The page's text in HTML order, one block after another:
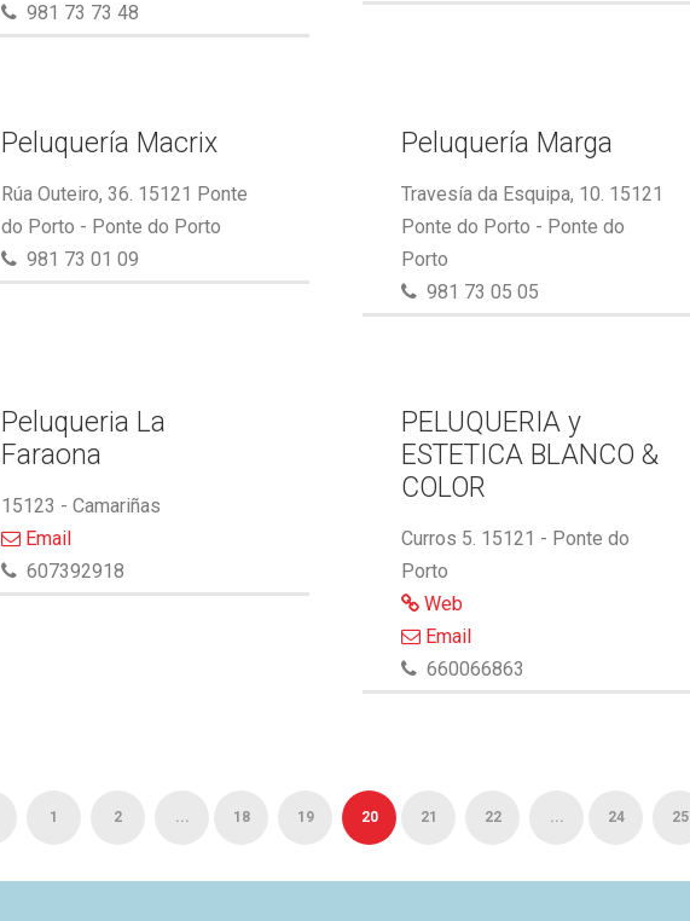
981 73 73 48
Peluquería Macrix
Rúa Outeiro, 36. 15121 Ponte
do Porto - Ponte do Porto
981 73 01 09
Peluquería Marga
Travesía da Esquipa, 10. 15121
Ponte do Porto - Ponte do
Porto
981 73 05 05
Peluqueria La
Faraona
15123 - Camariñas
Email
607392918
PELUQUERIA y
ESTETICA BLANCO &
COLOR
Curros 5. 15121 - Ponte do
Porto
Web
Email
660066863
1 2 ... 18 19 20 21 22 ... 24 25